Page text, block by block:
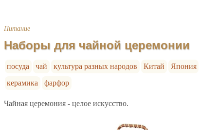
Питание
Наборы для чайной церемонии
посуда чай культура разных народов Китай
Япония
керамика
фарфор
Чайная церемония - целое искусство.